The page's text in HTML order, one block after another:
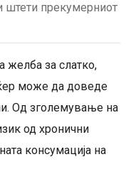
штети прекумерниот
желба за слатко,
може да доведе
Од зголемување на
од хронични
консумација на